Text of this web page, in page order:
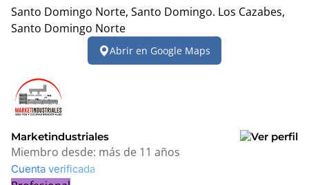
Santo Domingo Norte, Santo Domingo. Los Cazabes,
Santo Domingo Norte
−
Abrir en Google Maps
Marketindustriales
Miembro desde: más de 11 años
Cuenta verificada